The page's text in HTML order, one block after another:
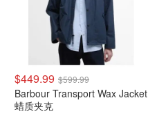
$449.99 $599.99
Barbour Transport Wax Jacket
蜡质夹克